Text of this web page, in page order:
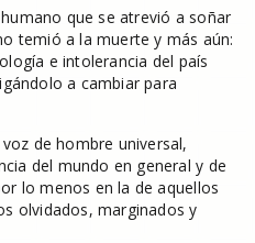
que se atrevió a soñar
temió a la muerte y más aún:
e intolerancia del país
a cambiar para
de hombre universal,
del mundo en general y de
lo menos en la de aquellos
olvidados, marginados y